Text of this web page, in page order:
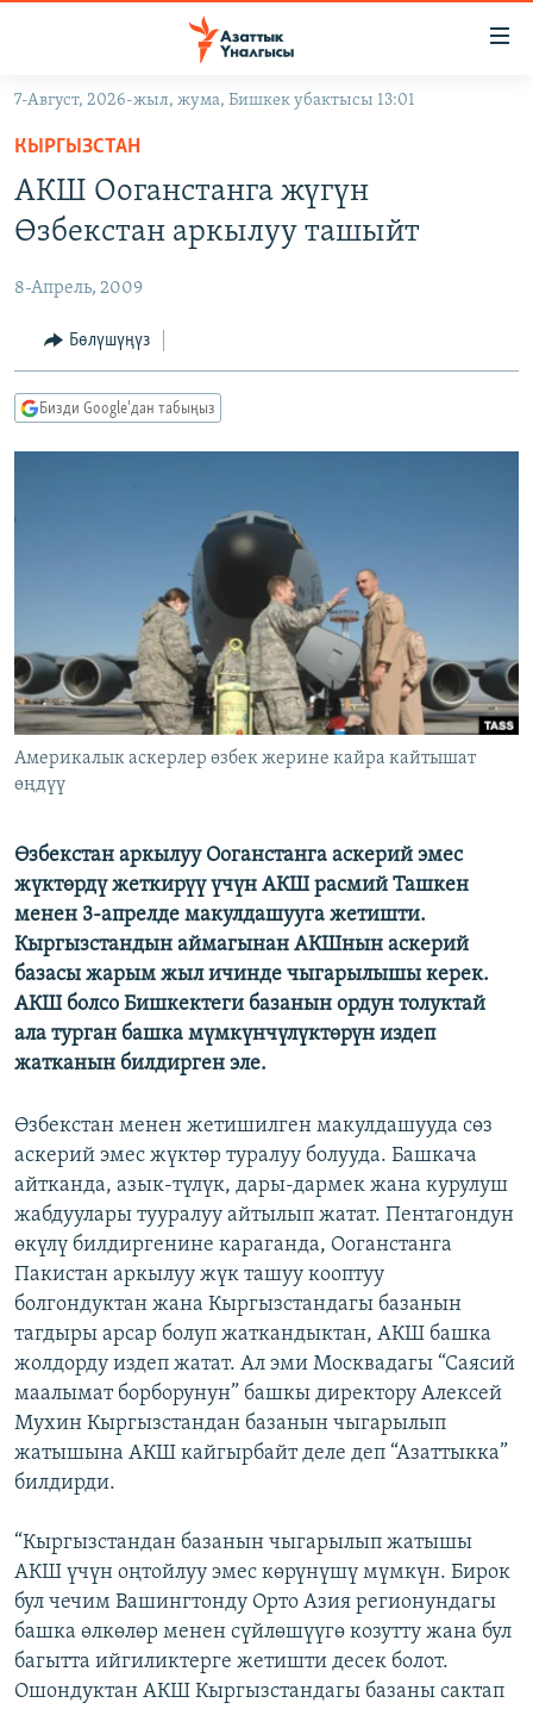
Навигацияга
өтүңүз
Издөөгө
салыңызКЫРГЫЗСТАН
ЭКОНОМИКА
МАДАНИЯТ
ДҮЙНӨ
БОРБОР АЗИЯ
АТАЙЫН ИЛИКТӨӨ
ТВ ПРОГРАММАЛАР
ЭКСПЕРТТЕР ТАЛДАЙТ
ЫҢГАЙСЫЗ СУРООЛОР
ӨЗГӨЧӨ ПИКИР
ЭЕ/АРнун бардык сайттары
7-Август, 2026-жыл, жума, Бишкек убактысы 13:01
КЫРГЫЗСТАН
АКШ Ооганстанга жүгүн
Өзбекстан аркылуу ташыйт
8-Апрель, 2009
Бөлүшүңүз
Бизди Google'дан табыңыз
Америкалык аскерлер өзбек жерине кайра кайтышат
өңдүү
Өзбекстан аркылуу Ооганстанга аскерий эмес
жүктөрдү жеткирүү үчүн АКШ расмий Ташкен
менен 3-апрелде макулдашууга жетишти.
Кыргызстандын аймагынан АКШнын аскерий
базасы жарым жыл ичинде чыгарылышы керек.
АКШ болсо Бишкектеги базанын ордун толуктай
ала турган башка мүмкүнчүлүктөрүн издеп
жатканын билдирген эле.
Өзбекстан менен жетишилген макулдашууда сөз
аскерий эмес жүктөр туралуу болууда. Башкача
айтканда, азык-түлүк, дары-дармек жана курулуш
жабдуулары тууралуу айтылып жатат. Пентагондун
өкүлү билдиргенине караганда, Ооганстанга
Пакистан аркылуу жүк ташуу кооптуу
болгондуктан жана Кыргызстандагы базанын
тагдыры арсар болуп жаткандыктан, АКШ башка
жолдорду издеп жатат. Ал эми Москвадагы “Саясий
маалымат борборунун” башкы директору Алексей
Мухин Кыргызстандан базанын чыгарылып
жатышына АКШ кайгырбайт деле деп “Азаттыкка”
билдирди.
“Кыргызстандан базанын чыгарылып жатышы
АКШ үчүн оңтойлуу эмес көрүнүшү мүмкүн. Бирок
бул чечим Вашингтонду Орто Азия регионундагы
башка өлкөлөр менен сүйлөшүүгө козутту жана бул
багытта ийгиликтерге жетишти десек болот.
Ошондуктан АКШ Кыргызстандагы базаны сактап